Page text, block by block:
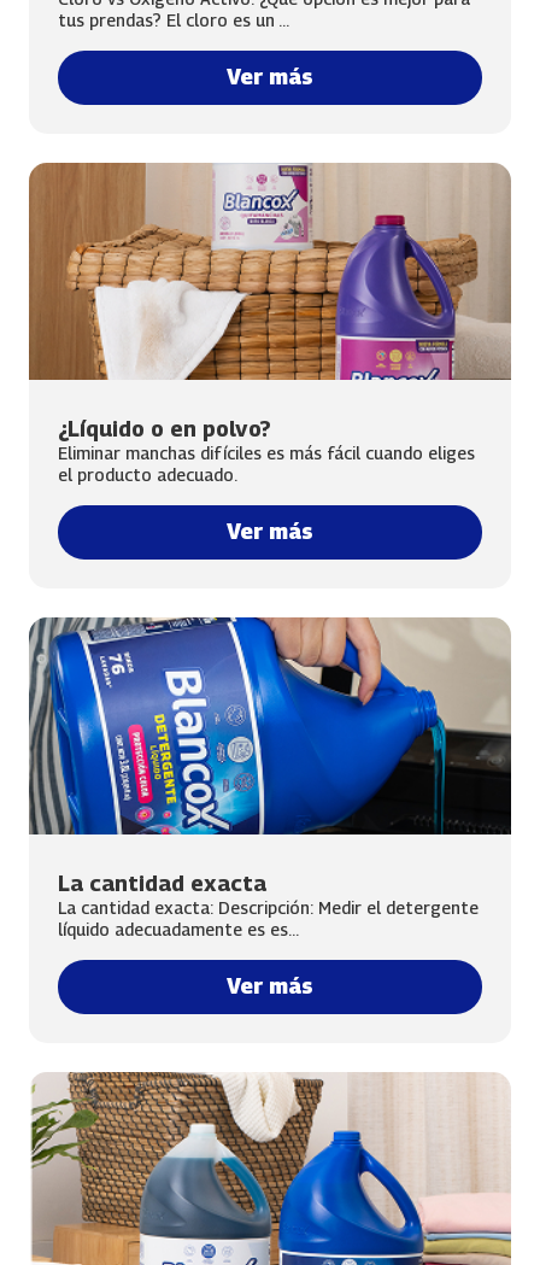
tus prendas? El cloro es un ...
Ver más
¿Líquido o en polvo?
Eliminar manchas difíciles es más fácil cuando eliges
el producto adecuado.
Ver más
La cantidad exacta
La cantidad exacta: Descripción: Medir el detergente
líquido adecuadamente es es...
Ver más